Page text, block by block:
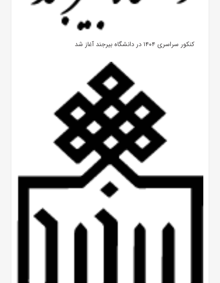
کنکور سراسری ۱۴۰۴ در دانشگاه بیرجند آغاز شد